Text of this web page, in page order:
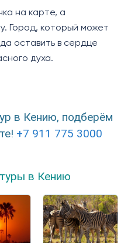
на карте, а
Город, который может
оставить в сердце
духа.
в Кению, подберём
+7 911 775 3000
в Кению